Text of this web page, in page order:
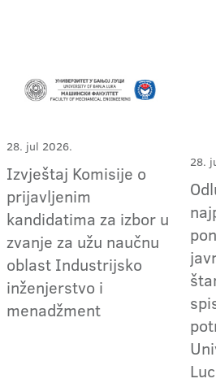
28. jul 2026.
Izvještaj Komisije o
prijavljenim
kandidatima za izbor u
zvanje za užu naučnu
oblast Industrijsko
inženjerstvo i
menadžment
28.